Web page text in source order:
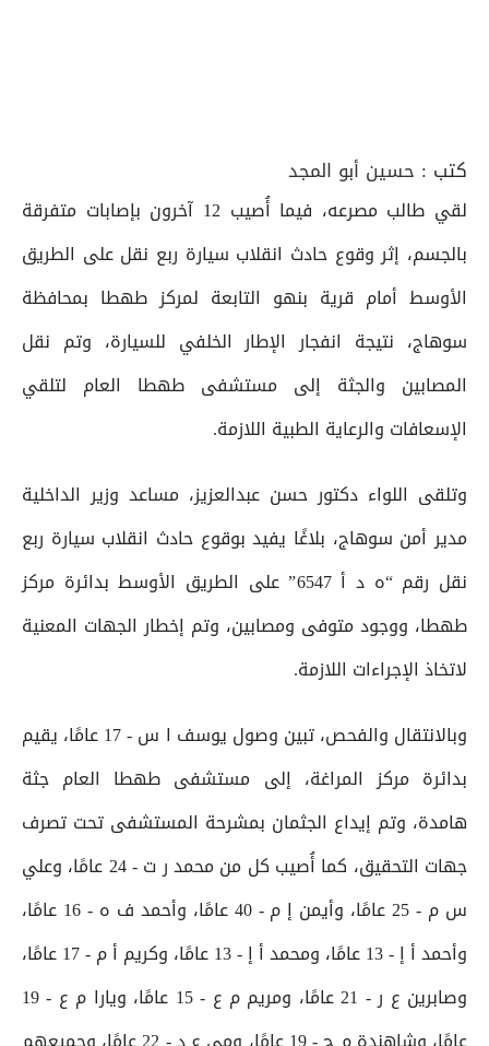
كتب : حسين أبو المجد
لقي طالب مصرعه، فيما أُصيب 12 آخرون بإصابات متفرقة
بالجسم، إثر وقوع حادث انقلاب سيارة ربع نقل على الطريق
الأوسط أمام قرية بنهو التابعة لمركز طهطا بمحافظة
سوهاج، نتيجة انفجار الإطار الخلفي للسيارة، وتم نقل
المصابين والجثة إلى مستشفى طهطا العام لتلقي
الإسعافات والرعاية الطبية اللازمة.
وتلقى اللواء دكتور حسن عبدالعزيز، مساعد وزير الداخلية
مدير أمن سوهاج، بلاغًا يفيد بوقوع حادث انقلاب سيارة ربع
نقل رقم “ه د أ 6547” على الطريق الأوسط بدائرة مركز
طهطا، ووجود متوفى ومصابين، وتم إخطار الجهات المعنية
لاتخاذ الإجراءات اللازمة.
وبالانتقال والفحص، تبين وصول يوسف ا س - 17 عامًا، يقيم
بدائرة مركز المراغة، إلى مستشفى طهطا العام جثة
هامدة، وتم إيداع الجثمان بمشرحة المستشفى تحت تصرف
جهات التحقيق، كما أُصيب كل من محمد ر ت - 24 عامًا، وعلي
س م - 25 عامًا، وأيمن إ م - 40 عامًا، وأحمد ف ه - 16 عامًا،
وأحمد أ إ - 13 عامًا، ومحمد أ إ - 13 عامًا، وكريم أ م - 17 عامًا،
وصابرين ع ر - 21 عامًا، ومريم م ع - 15 عامًا، ويارا م ع - 19